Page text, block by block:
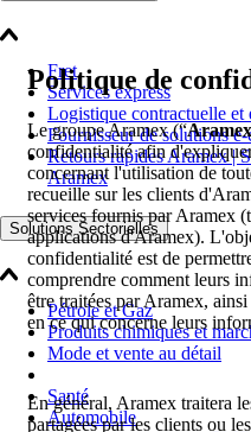
Fret
Services express
Logistique contractuelle et
Fournisseur de solutions
Retours rapides Aramex |
Aramex
Solutions Sectorielles
Pétrole et Gaz
Produits chimiques et
Mode et vente au détail
Santé
Automobile
Politique de
Le groupe Aramex (“Aramex
confidentialité afin
concernant l'utilisation de
recueille sur les clients
services fournis par Aramex
applications d'Aramex).
confidentialité est de
comprendre comment leurs
être traitées par Aramex,
en ce qui concerne leurs
En général, Aramex traitera
partagées par les clients ou